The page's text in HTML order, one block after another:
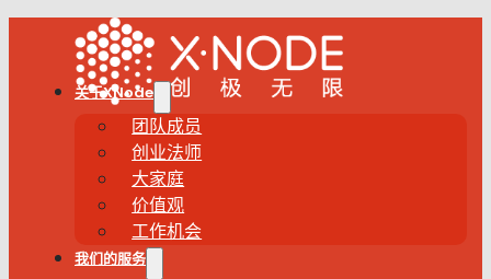
关于XNode
团队成员
创业法师
大家庭
价值观
工作机会
我们的服务